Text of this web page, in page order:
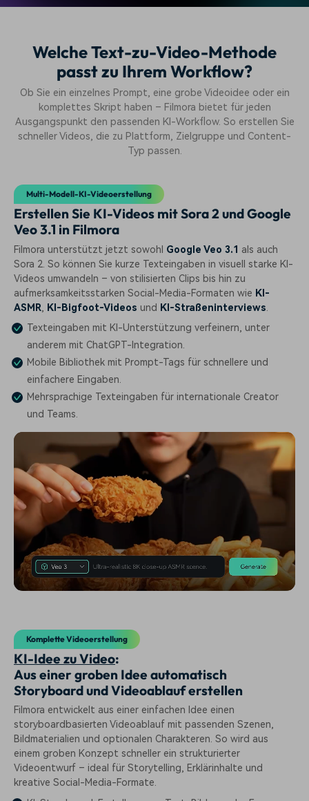
Welche Text-zu-Video-Methode
passt zu Ihrem Workflow?
Ob Sie ein einzelnes Prompt, eine grobe Videoidee oder ein
komplettes Skript haben – Filmora bietet für jeden
Ausgangspunkt den passenden KI-Workflow. So erstellen Sie
schneller Videos, die zu Plattform, Zielgruppe und Content-
Typ passen.
Multi-Modell-KI-Videoerstellung
Erstellen Sie KI-Videos mit Sora 2 und Google
Veo 3.1 in Filmora
Filmora unterstützt jetzt sowohl Google Veo 3.1 als auch
Sora 2. So können Sie kurze Texteingaben in visuell starke KI-
Videos umwandeln – von stilisierten Clips bis hin zu
aufmerksamkeitsstarken Social-Media-Formaten wie KI-
ASMR
KI-Bigfoot-Videos und KI-Straßeninterviews
Texteingaben mit KI-Unterstützung verfeinern, unter
anderem mit ChatGPT-Integration.
Mobile Bibliothek mit Prompt-Tags für schnellere und
einfachere Eingaben.
Mehrsprachige Texteingaben für internationale Creator
und Teams.
Komplette Videoerstellung
KI-Idee zu Video:
Aus einer groben Idee automatisch
Storyboard und Videoablauf erstellen
Filmora entwickelt aus einer einfachen Idee einen
storyboardbasierten Videoablauf mit passenden Szenen,
Bildmaterialien und optionalen Charakteren. So wird aus
einem groben Konzept schneller ein strukturierter
Videoentwurf – ideal für Storytelling, Erklärinhalte und
kreative Social-Media-Formate.